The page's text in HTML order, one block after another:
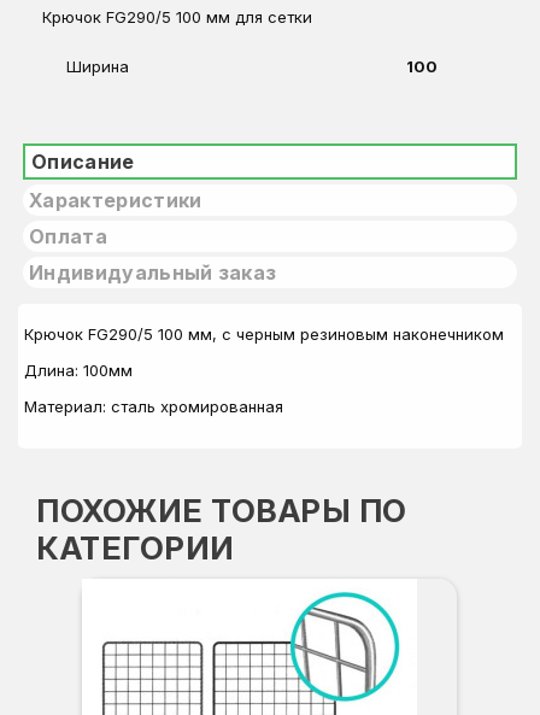
Крючок FG290/5 100 мм для сетки
Ширина 100
Описание
Характеристики
Оплата
Индивидуальный заказ
Крючок FG290/5 100 мм, с черным резиновым наконечником
Длина: 100мм
Материал: сталь хромированная
ПОХОЖИЕ ТОВАРЫ ПО
КАТЕГОРИИ